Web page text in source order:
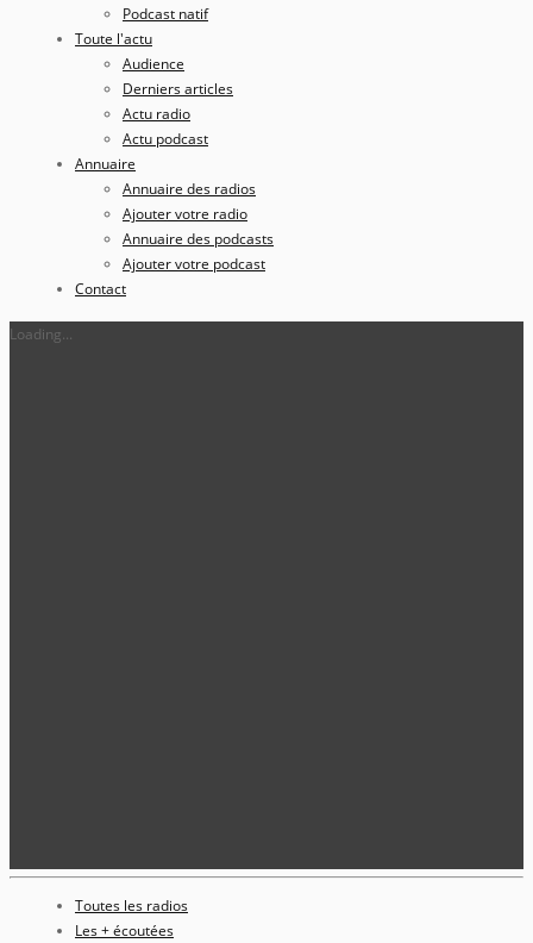
Podcast natif
Toute l'actu
Audience
Derniers articles
Actu radio
Actu podcast
Annuaire
Annuaire des radios
Ajouter votre radio
Annuaire des podcasts
Ajouter votre podcast
Contact
Loading...
Toutes les radios
Les + écoutées